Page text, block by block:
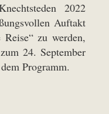
2022
Auftakt
Reise“ zu werden,
24. September
Programm.